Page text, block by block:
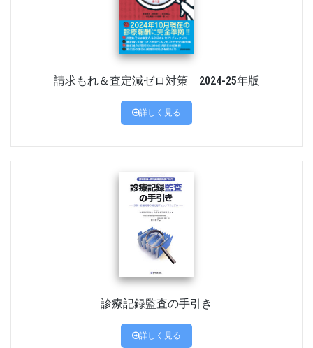
請求もれ＆査定減ゼロ対策 2024-25年版
詳しく見る
診療記録監査の手引き
詳しく見る